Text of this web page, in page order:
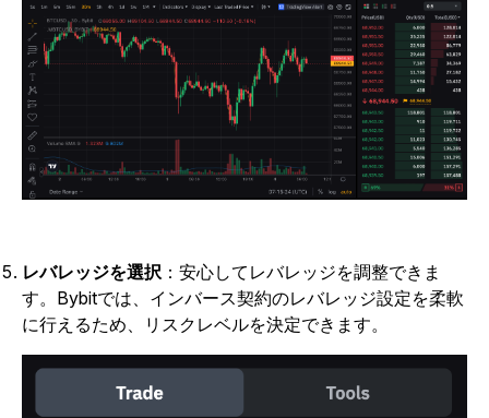
レバレッジを選択 ：安心してレバレッジを調整できま
す。Bybitでは、インバース契約のレバレッジ設定を柔軟
に行えるため、リスクレベルを決定できます。